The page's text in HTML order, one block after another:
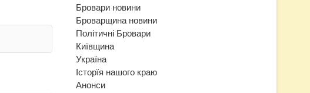
Бровари новини
Броварщина новини
Політичні Бровари
Київщина
Україна
Історїя нашого краю
Анонси